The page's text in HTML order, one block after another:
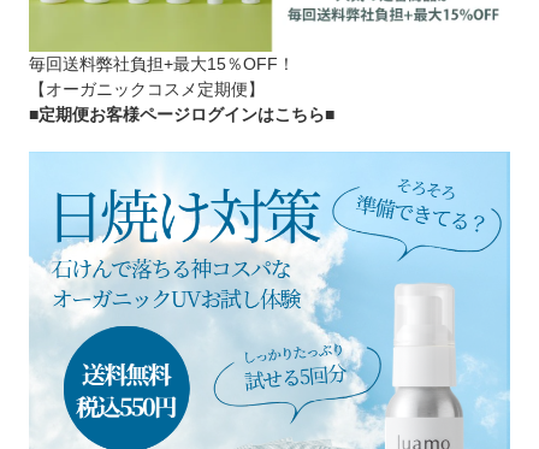
毎回送料弊社負担+最大15％OFF！
【オーガニックコスメ定期便】
■定期便お客様ページログインはこちら■